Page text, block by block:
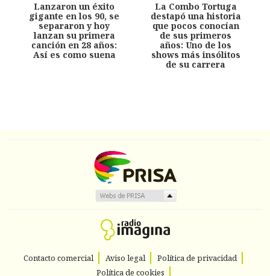
Lanzaron un éxito
gigante en los 90, se
separaron y hoy
lanzan su primera
canción en 28 años:
Así es como suena
La Combo Tortuga
destapó una historia
que pocos conocían
de sus primeros
años: Uno de los
shows más insólitos
de su carrera
Contacto comercial Aviso legal
Política de privacidad
Política de cookies